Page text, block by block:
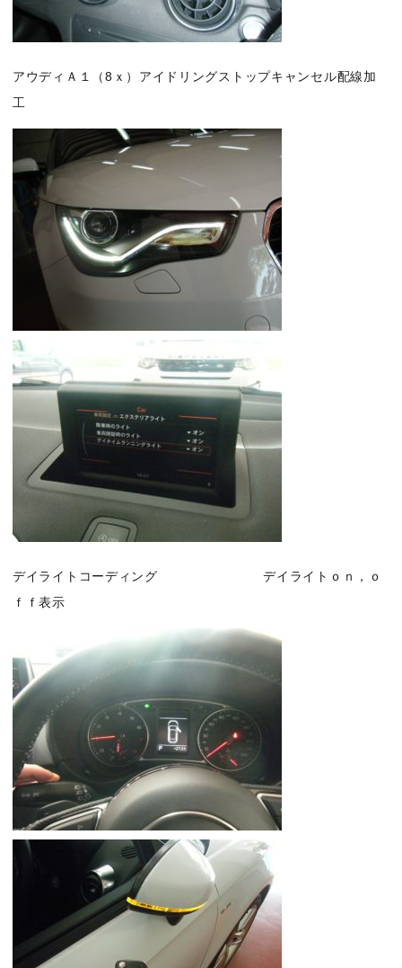
アウディＡ１（8ｘ）アイドリングストップキャンセル配線加
工
デイライトコーディング デイライトｏｎ，ｏ
ｆｆ表示